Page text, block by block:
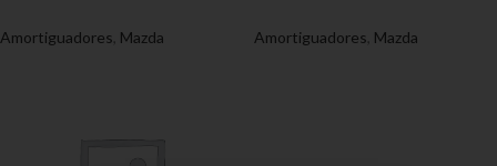
Amortiguadores Mazda Amortiguadores Mazda